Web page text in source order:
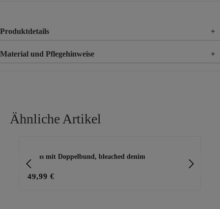
Produktdetails +
Material und Pflegehinweise +
Ähnliche Artikel
Jeans mit Doppelbund, bleached denim
49,99 €